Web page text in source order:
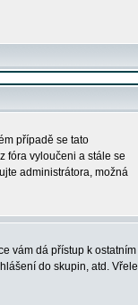
případě se tato
fóra vyloučeni a stále se
administrátora, možná
vám dá přístup k ostatním
do skupin, atd. Vřele